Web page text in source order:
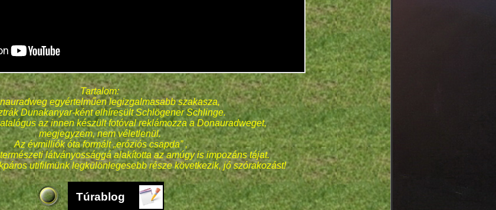
Tartalom:
egyértelműen legizgalmasabb szakasza,
Dunakanyar-ként elhíresült Schlögener Schlinge.
az innen készült fotóval reklámozza a Donauradweget,
megjegyzem, nem véletlenül.
Az évmilliók óta formált „eróziós csapda” ,
látványossággá alakította az amúgy is impozáns tájat.
utifilmünk legkülönlegesebb része következik, jó szórakozást!
Túrablog